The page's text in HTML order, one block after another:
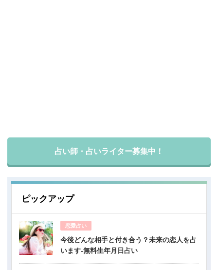
占い師・占いライター募集中！
ピックアップ
恋愛占い
今後どんな相手と付き合う？未来の恋人を占
います-無料生年月日占い